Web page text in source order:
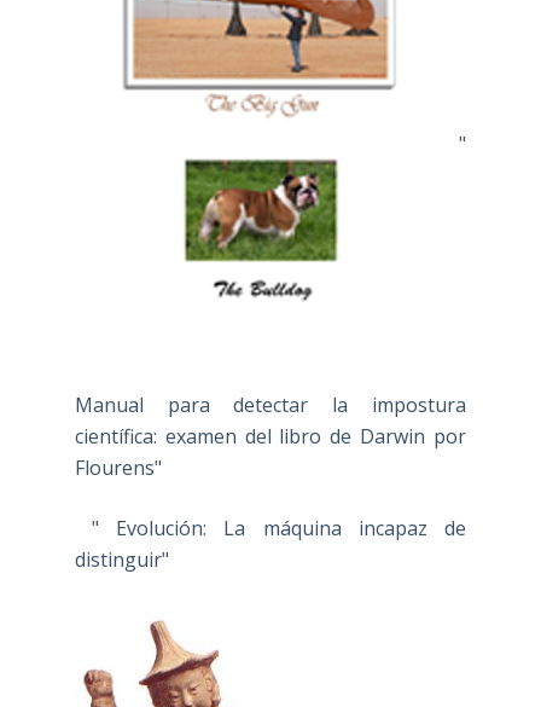
"
Manual para detectar la impostura
científica: examen del libro de Darwin por
Flourens"
" Evolución: La máquina incapaz de
distinguir"